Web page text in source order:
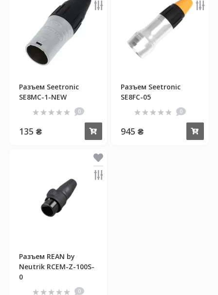
Разъем Seetronic
SE8MC-1-NEW
0
135 ₴ Купить
Разъем Seetronic
SE8FC-05
0
945 ₴
Разъем REAN by
Neutrik RCEM-Z-100S-
0
0